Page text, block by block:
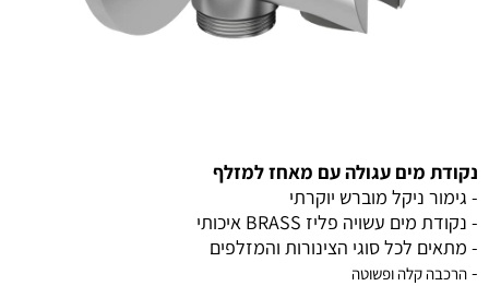
נקודת מים עגולה עם מאחז למזלף
- גימור ניקל מוברש יוקרתי
- נקודת מים עשויה פליז BRASS איכותי
- מתאים לכל סוגי הצינורות והמזלפים
- הרכבה קלה ופשוטה